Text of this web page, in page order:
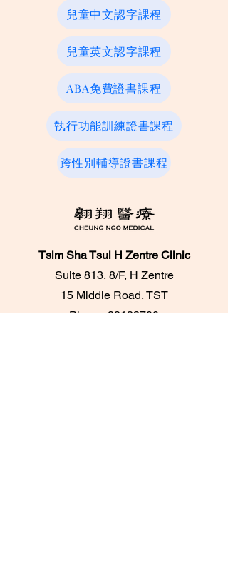
兒童中文認字課程
兒童英文認字課程
ABA免費證書課程
執行功能訓練證書課程
跨性別輔導證書課程
Tsim Sha Tsui H Zentre Clinic
Suite 813, 8/F, H Zentre
15 Middle Road, TST
Phone:28133700